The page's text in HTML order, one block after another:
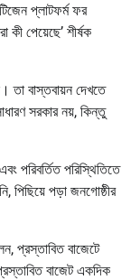
প্লাটফর্ম ফর
পেয়েছে’ শীর্ষক
তা বাস্তবায়ন দেখতে
সরকার নয়, কিন্তু
পরিবর্তিত পরিস্থিতিতে
পিছিয়ে পড়া জনগোষ্ঠীর
প্রস্তাবিত বাজেটে
বাজেট একদিক